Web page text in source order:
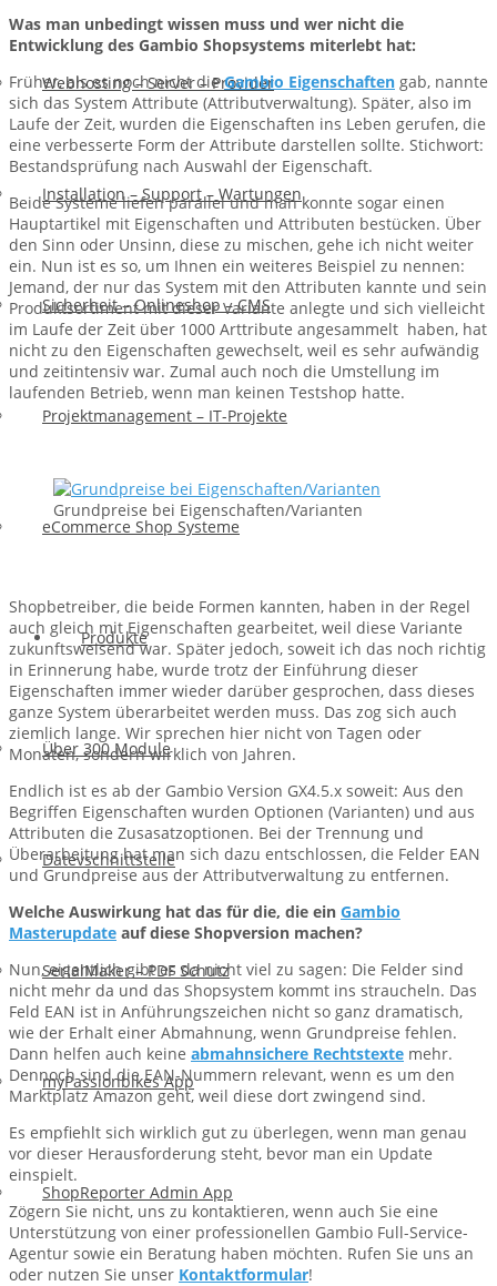
Webhosting – Server – Provider
Installation – Support – Wartungen
Sicherheit – Onlineshop – CMS
Projektmanagement – IT-Projekte
eCommerce Shop Systeme
Produkte
Über 300 Module
Datevschnittstelle
SerialMaker – PDF Schutz
myPassionbikes App
ShopReporter Admin App
Was man unbedingt wissen muss und wer nicht die
Entwicklung des Gambio Shopsystems miterlebt hat:
Früher, als es noch nicht dieGambio Eigenschaften gab, nannte
sich das System Attribute (Attributverwaltung). Später, also im
Laufe der Zeit, wurden die Eigenschaften ins Leben gerufen, die
eine verbesserte Form der Attribute darstellen sollte. Stichwort:
Bestandsprüfung nach Auswahl der Eigenschaft.
Beide Systeme liefen parallel und man konnte sogar einen
Hauptartikel mit Eigenschaften und Attributen bestücken. Über
den Sinn oder Unsinn, diese zu mischen, gehe ich nicht weiter
ein. Nun ist es so, um Ihnen ein weiteres Beispiel zu nennen:
Jemand, der nur das System mit den Attributen kannte und sein
Produktsortiment mit dieser Variante anlegte und sich vielleicht
im Laufe der Zeit über 1000 Arttribute angesammelt haben, hat
nicht zu den Eigenschaften gewechselt, weil es sehr aufwändig
und zeitintensiv war. Zumal auch noch die Umstellung im
laufenden Betrieb, wenn man keinen Testshop hatte.
Grundpreise bei Eigenschaften/Varianten
Shopbetreiber, die beide Formen kannten, haben in der Regel
auch gleich mit Eigenschaften gearbeitet, weil diese Variante
zukunftsweisend war. Später jedoch, soweit ich das noch richtig
in Erinnerung habe, wurde trotz der Einführung dieser
Eigenschaften immer wieder darüber gesprochen, dass dieses
ganze System überarbeitet werden muss. Das zog sich auch
ziemlich lange. Wir sprechen hier nicht von Tagen oder
Monaten, sondern wirklich von Jahren.
Endlich ist es ab der Gambio Version GX4.5.x soweit: Aus den
Begriffen Eigenschaften wurden Optionen (Varianten) und aus
Attributen die Zusasatzoptionen. Bei der Trennung und
Überarbeitung hat man sich dazu entschlossen, die Felder EAN
und Grundpreise aus der Attributverwaltung zu entfernen.
Welche Auswirkung hat das für die, die ein Gambio
Masterupdate auf diese Shopversion machen?
Nun, eigentlich gibt es da nicht viel zu sagen: Die Felder sind
nicht mehr da und das Shopsystem kommt ins straucheln. Das
Feld EAN ist in Anführungszeichen nicht so ganz dramatisch,
wie der Erhalt einer Abmahnung, wenn Grundpreise fehlen.
Dann helfen auch keine abmahnsichere Rechtstexte mehr.
Dennoch sind die EAN-Nummern relevant, wenn es um den
Marktplatz Amazon geht, weil diese dort zwingend sind.
Es empfiehlt sich wirklich gut zu überlegen, wenn man genau
vor dieser Herausforderung steht, bevor man ein Update
einspielt.
Zögern Sie nicht, uns zu kontaktieren, wenn auch Sie eine
Unterstützung von einer professionellen Gambio Full-Service-
Agentur sowie ein Beratung haben möchten. Rufen Sie uns an
oder nutzen Sie unser Kontaktformular!